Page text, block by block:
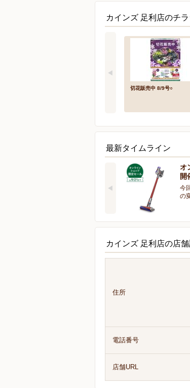
カインズ 足利店のチ
切花販売中 8/9号○
最新タイムライン
オ
開
今
の
カインズ 足利店の店
住所
電話番号
店舗URL